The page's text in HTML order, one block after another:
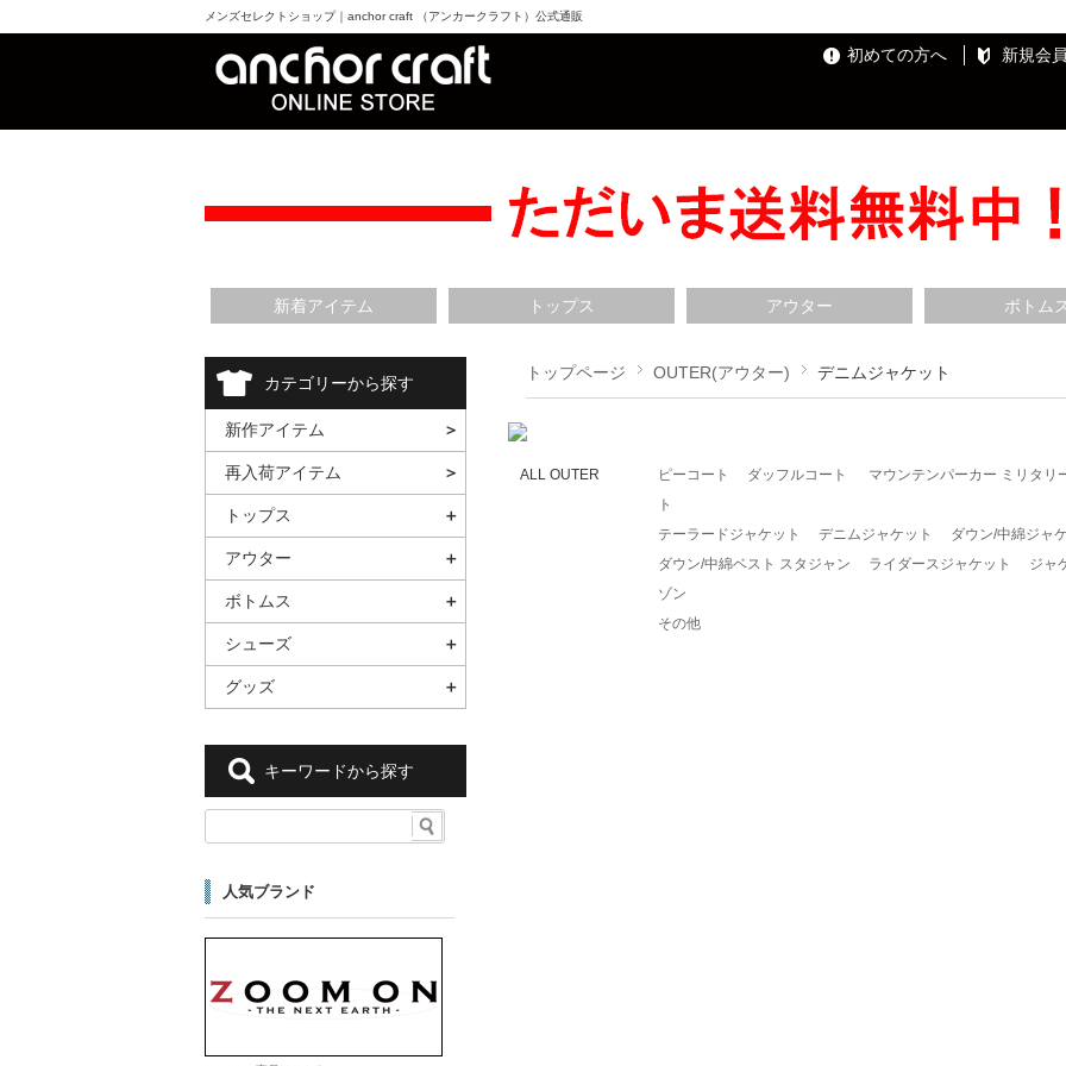
メンズセレクトショップ｜anchor craft （アンカークラフト）公式通販
初めての方へ 新規会
新着アイテム トップス アウター ボトムス
トップページ OUTER(アウター) デニムジャケット
ALL OUTER ピーコート ダッフルコート マウンテンパーカー ミリタリ
ト
テーラードジャケット
デニムジャケット
ダウン/中綿ジャ
ダウン/中綿ベスト スタジャン ライダースジャケット
ジャ
ゾン
その他
カテゴリーから探す
新作アイテム
再入荷アイテム
トップス
アウター
ボトムス
シューズ
グッズ
キーワードから探す
人気ブランド